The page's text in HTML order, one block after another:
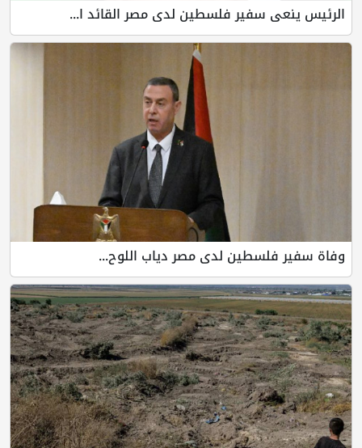
الرئيس ينعى سفير فلسطين لدى مصر القائد ا...
وفاة سفير فلسطين لدى مصر دياب اللوح...